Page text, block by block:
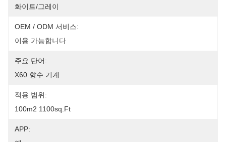
화이트/그레이
OEM / ODM 서비스:
이용 가능합니다
주요 단어:
X60 향수 기계
적용 범위:
100m2 1100sq.ft
APP: